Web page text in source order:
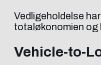
Vedligeholdelse
totaløkonomien og
Vehicle-to-